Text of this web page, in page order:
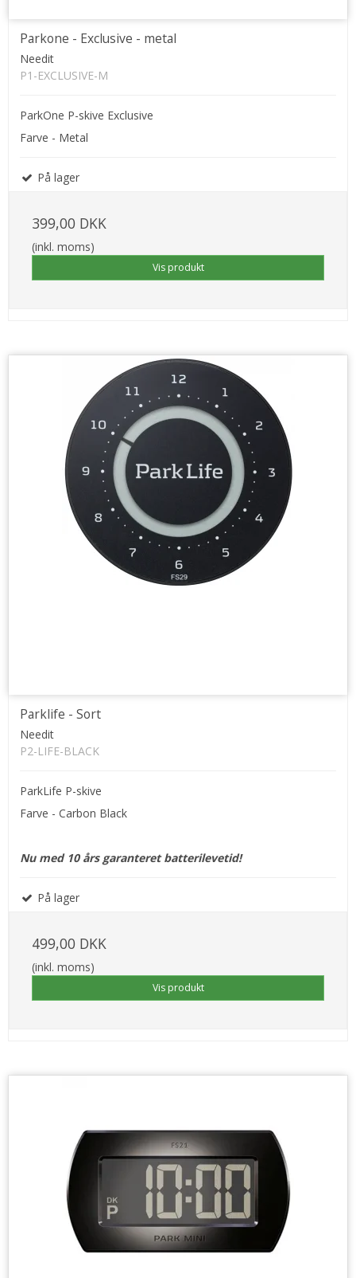
Parkone - Exclusive - metal
Needit
P1-EXCLUSIVE-M
ParkOne P-skive Exclusive
Farve - Metal
På lager
399,00 DKK
(inkl. moms)
Vis produkt
Parklife - Sort
Needit
P2-LIFE-BLACK
ParkLife P-skive
Farve - Carbon Black
Nu med 10 års garanteret batterilevetid!
På lager
499,00 DKK
(inkl. moms)
Vis produkt